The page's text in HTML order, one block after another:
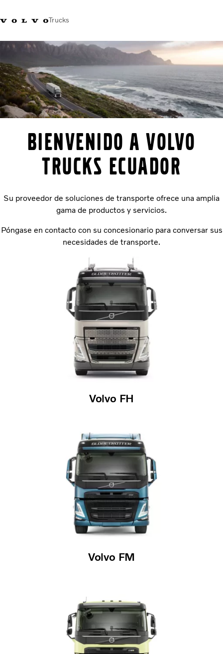
Trucks
Bienvenido a Volvo
Trucks ECUADOR
Su proveedor de soluciones de transporte ofrece una amplia
gama de productos y servicios.
Póngase en contacto con su concesionario para conversar sus
necesidades de transporte.
Volvo FH
Volvo FM